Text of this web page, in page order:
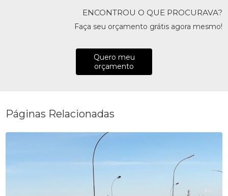
ENCONTROU O QUE PROCURAVA?
Faça seu orçamento grátis agora mesmo!
Quero meu
orçamento
Páginas Relacionadas